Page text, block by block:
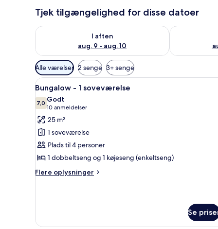
Tjek tilgængelighed for disse datoer
I aften
aug. 9 - aug. 10
Tjek tilgængelighed for i aften aug. 9 - aug. 10
Tjek
Tilgængelige
filtre
for
værelser
Alle værelser 2 senge 3+ senge
Indlæs
alle
billeder
af
Bungalow
-
1
soveværelse
Et soveværelse med trælofter,
25
Bungalow - 1 soveværelse
7,07,0 ud af 10
Godt
10 anmeldelser
(10
anmeldelser)
25 m²
1 soveværelse
Plads til 4 personer
1 dobbeltseng og 1 køjeseng (enkeltseng)
Flere oplysninger
Flere
soveværelse
Se